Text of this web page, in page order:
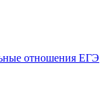
отношения ЕГЭ